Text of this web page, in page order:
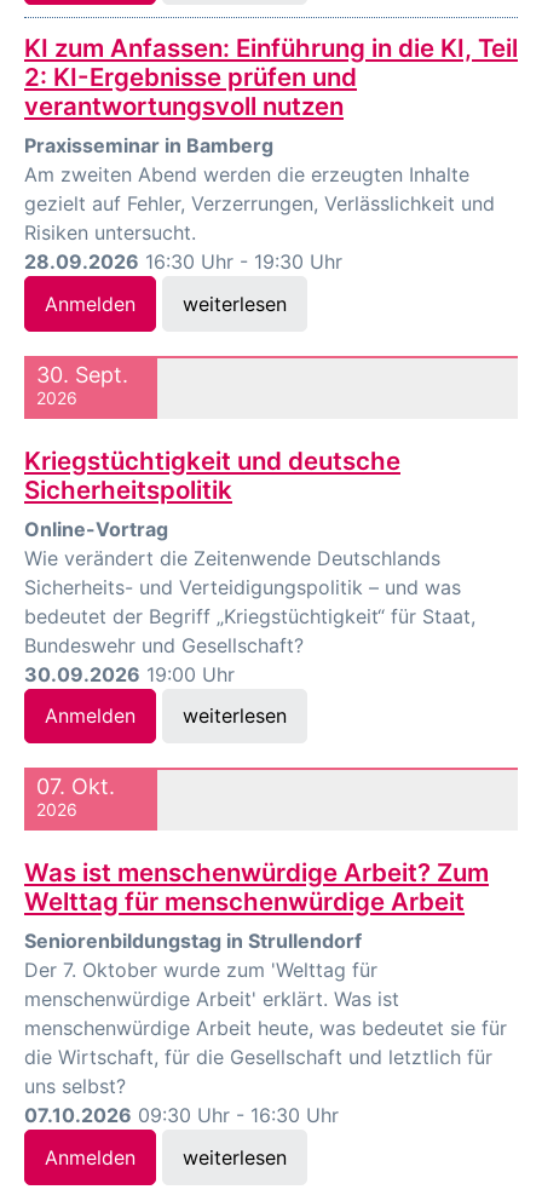
KI zum Anfassen: Einführung in die KI, Teil
2: KI-Ergebnisse prüfen und
verantwortungsvoll nutzen
Praxisseminar in Bamberg
Am zweiten Abend werden die erzeugten Inhalte
gezielt auf Fehler, Verzerrungen, Verlässlichkeit und
Risiken untersucht.
28.09.2026 16:30 Uhr - 19:30 Uhr
Anmelden
weiterlesen
30. Sept.
2026
Kriegstüchtigkeit und deutsche
Sicherheitspolitik
Online-Vortrag
Wie verändert die Zeitenwende Deutschlands
Sicherheits- und Verteidigungspolitik – und was
bedeutet der Begriff „Kriegstüchtigkeit“ für Staat,
Bundeswehr und Gesellschaft?
30.09.2026 19:00 Uhr
Anmelden
weiterlesen
07. Okt.
2026
Was ist menschenwürdige Arbeit? Zum
Welttag für menschenwürdige Arbeit
Seniorenbildungstag in Strullendorf
Der 7. Oktober wurde zum 'Welttag für
menschenwürdige Arbeit' erklärt. Was ist
menschenwürdige Arbeit heute, was bedeutet sie für
die Wirtschaft, für die Gesellschaft und letztlich für
uns selbst?
07.10.2026 09:30 Uhr - 16:30 Uhr
Anmelden
weiterlesen